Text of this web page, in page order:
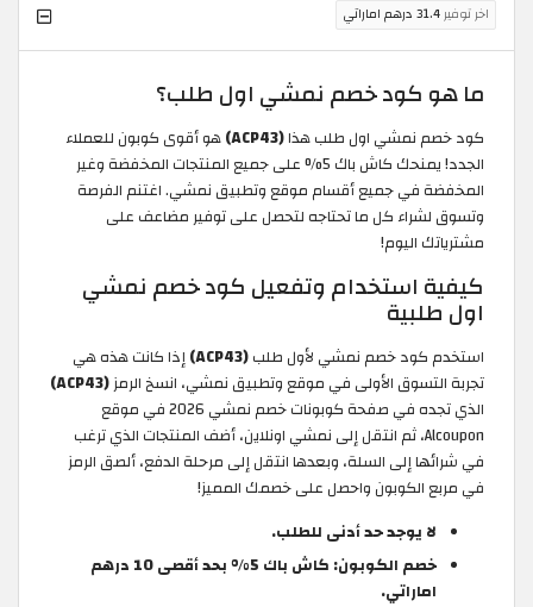
اخر توفير31.4 درهم اماراتي
ما هو كود خصم نمشي اول طلب؟
كود خصم نمشي اول طلب هذا(ACP43)
هو أقوى كوبون للعملاء
الجدد! يمنحك كاش باك 5% على جميع المنتجات المخفضة وغير
المخفضة في جميع أقسام موقع وتطبيق نمشي. اغتنم الفرصة
وتسوق لشراء كل ما تحتاجه لتحصل على توفير مضاعف على
مشترياتك اليوم!
كيفية استخدام وتفعيل كود خصم نمشي
اول طلبية
استخدم كود خصم نمشي لأول طلب(ACP43)
إذا كانت هذه هي
تجربة التسوق الأولى في موقع وتطبيق نمشي، انسخ الرمز(ACP43)
الذي تجده في صفحة كوبونات خصم نمشي 2026 في موقع
Alcoupon، ثم انتقل إلى نمشي اونلاين، أضف المنتجات الذي ترغب
في شرائها إلى السلة، وبعدها انتقل إلى مرحلة الدفع، ألصق الرمز
في مربع الكوبون واحصل على خصمك المميز!
لا يوجد حد أدنى للطلب.
خصم الكوبون: كاش باك 5% بحد أقصى 10 درهم
اماراتي.